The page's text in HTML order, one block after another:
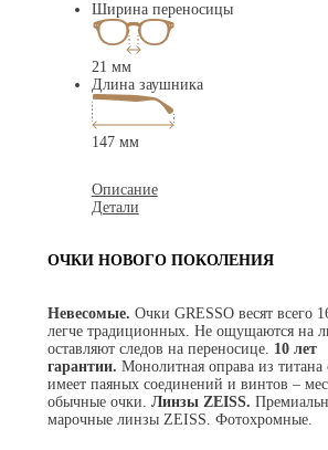
Ширина переносицы
21 мм
Длина заушника
147 мм
Описание
Детали
ОЧКИ НОВОГО ПОКОЛЕНИЯ
Невесомые. Очки GRESSO весят всего
легче традиционных. Не ощущаются на
оставляют следов на переносице. 10 лет
гарантии. Монолитная оправа из титана
имеет паяных соединений и винтов –
обычные очки. Линзы ZEISS.
марочные линзы ZEISS. Фотохромные.